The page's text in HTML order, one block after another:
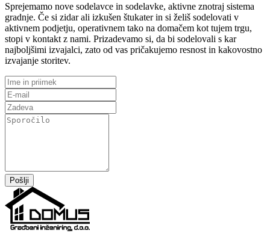
Sprejemamo nove sodelavce in sodelavke, aktivne znotraj sistema
gradnje. Če si zidar ali izkušen štukater in si želiš sodelovati v
aktivnem podjetju, operativnem tako na domačem kot tujem trgu,
stopi v kontakt z nami. Prizadevamo si, da bi sodelovali s kar
najboljšimi izvajalci, zato od vas pričakujemo resnost in kakovostno
izvajanje storitev.
Pošlji